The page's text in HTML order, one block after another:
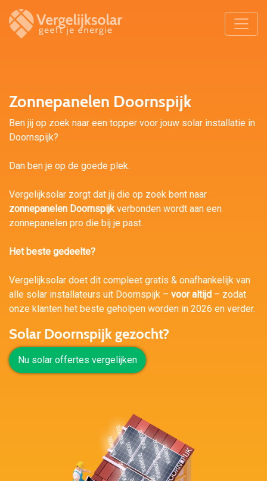
Zonnepanelen Doornspijk
Ben jij op zoek naar een topper voor jouw solar installatie in
Doornspijk?
Dan ben je op de goede plek.
Vergelijksolar zorgt dat jij die op zoek bent naar
zonnepanelen Doornspijkverbonden wordt aan een
zonnepanelen pro die bij je past.
Het beste gedeelte?
Vergelijksolar doet dit compleet gratis & onafhankelijk van
alle solar installateurs uit Doornspijk – voor altijd – zodat
onze klanten het beste geholpen worden in 2026 en verder.
Solar Doornspijk gezocht?
Nu solar offertes vergelijken